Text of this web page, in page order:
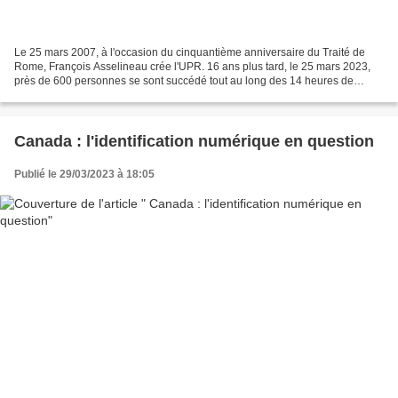
Le 25 mars 2007, à l'occasion du cinquantième anniversaire du Traité de
Rome, François Asselineau crée l'UPR. 16 ans plus tard, le 25 mars 2023,
près de 600 personnes se sont succédé tout au long des 14 heures de
Canada : l'identification numérique en question
Publié le 29/03/2023 à 18:05